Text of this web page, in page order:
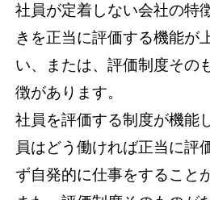
社員が定着しない会社の特
きを正当に評価する機能が
い、または、評価制度その
徴があります。
社員を評価する制度が機能
員はどう働ければ正当に評
ず自発的に仕事をすること